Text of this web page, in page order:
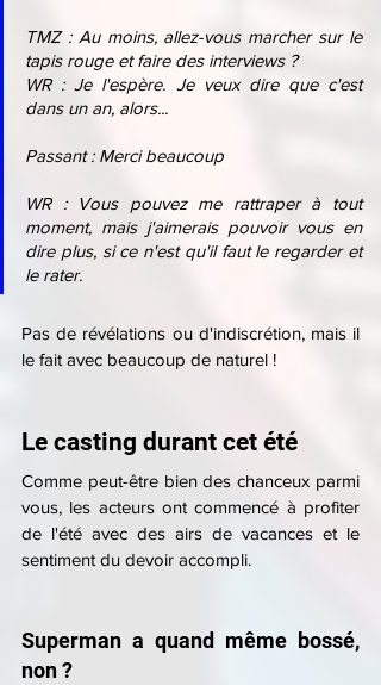
TMZ : Au moins, allez-vous marcher sur le
tapis rouge et faire des interviews ?
WR : Je l'espère. Je veux dire que c'est
dans un an, alors...
Passant : Merci beaucoup
WR : Vous pouvez me rattraper à tout
moment, mais j'aimerais pouvoir vous en
dire plus, si ce n'est qu'il faut le regarder et
le rater.
Pas de révélations ou d'indiscrétion, mais il
le fait avec beaucoup de naturel !
Le casting durant cet été
Comme peut-être bien des chanceux parmi
vous, les acteurs ont commencé à profiter
de l'été avec des airs de vacances et le
sentiment du devoir accompli.
Superman a quand même bossé,
non ?